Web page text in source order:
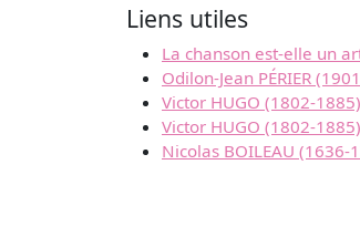
Liens utiles
La chanson est-elle un
Odilon-Jean PÉRIER
Victor HUGO (1802-
Victor HUGO (1802-
Nicolas BOILEAU